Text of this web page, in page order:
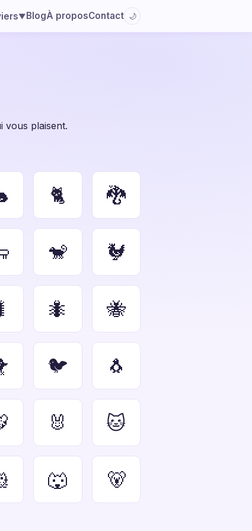
▼BlogÀ proposContact 🌙
vous plaisent.
🐈 🐉
🐒 🐓
🐜 🐝
🐦 🐧
🐰 🐱
🐺 🐻